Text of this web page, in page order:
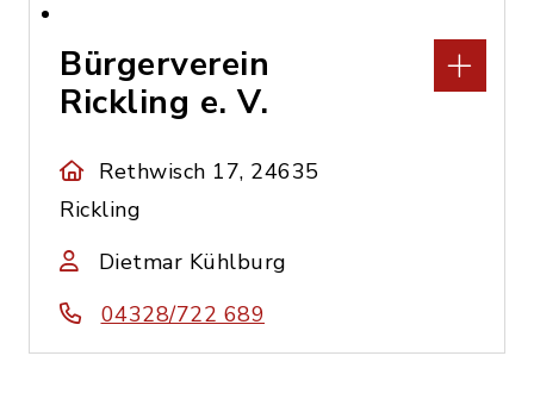
Bürgerverein
Rickling e. V.
Rethwisch 17, 24635
Rickling
Dietmar Kühlburg
04328/722 689